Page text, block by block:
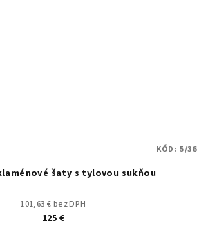
šaty s tylovou sukňou
101,63 € bez DPH
125 €
KÓD: 5/36